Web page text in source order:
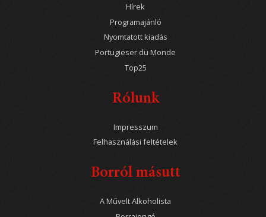
Hírek
Programajánló
Nyomtatott kiadás
Portugieser du Monde
Top25
Rólunk
Impresszum
Felhasználási feltételek
Borról másutt
A Művelt Alkoholista